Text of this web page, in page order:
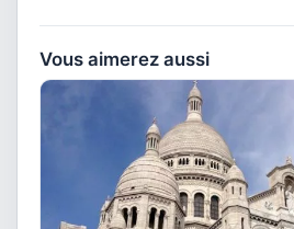
Vous aimerez aussi